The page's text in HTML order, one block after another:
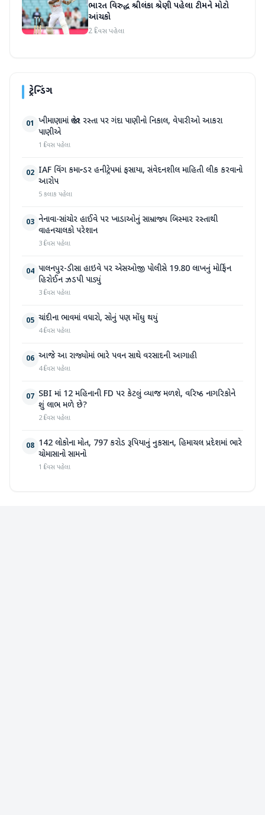
ભારત વિરુદ્ધ શ્રીલંકા શ્રેણી પહેલા ટીમને મોટો
આંચકો
2 દિવસ પહેલા
ટ્રેન્ડિંગ
01 ખીમાણામાં જાહેર રસ્તા પર ગંદા પાણીનો નિકાલ, વેપારીઓ આકરા
પાણીએ
1 દિવસ પહેલા
02 IAF વિંગ કમાન્ડર હનીટ્રેપમાં ફસાયા, સંવેદનશીલ માહિતી લીક કરવાનો
આરોપ
5 કલાક પહેલા
03 નેનાવા-સાંચોર હાઈવે પર ખાડાઓનું સામ્રાજ્ય બિસ્માર રસ્તાથી
વાહનચાલકો પરેશાન
3 દિવસ પહેલા
04 પાલનપુર-ડીસા હાઇવે પર એસઓજી પોલીસે 19.80 લાખનું મોર્ફિન
હિરોઈન ઝડપી પાડ્યું
3 દિવસ પહેલા
05 ચાંદીના ભાવમાં વધારો, સોનું પણ મોંઘુ થયું
4 દિવસ પહેલા
06 આજે આ રાજ્યોમાં ભારે પવન સાથે વરસાદની આગાહી
4 દિવસ પહેલા
07 SBI માં 12 મહિનાની FD પર કેટલું વ્યાજ મળશે, વરિષ્ઠ નાગરિકોને
શું લાભ મળે છે?
2 દિવસ પહેલા
08 142 લોકોના મોત, 797 કરોડ રૂપિયાનું નુકસાન, હિમાચલ પ્રદેશમાં ભારે
ચોમાસાનો સામનો
1 દિવસ પહેલા